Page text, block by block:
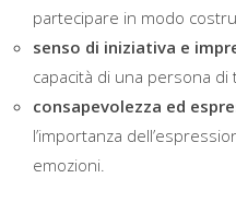
partecipare in modo
senso di iniziativa e
capacità di una persona
consapevolezza ed
l’importanza
emozioni.